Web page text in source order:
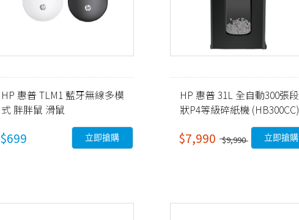
HP 惠普 TLM1 藍牙無線多模
式 胖胖鼠 滑鼠
$699 立即搶購
HP 惠普 31L 全自動300張段
狀P4等級碎紙機 (HB300CC)
$7,990 $9,990 立即搶購